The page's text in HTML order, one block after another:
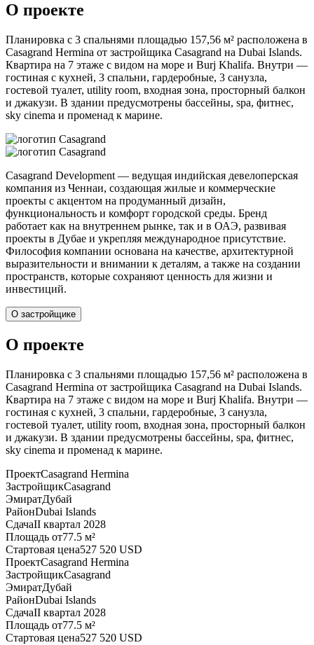
О проекте
Планировка с 3 спальнями площадью 157,56 м² расположена в
Casagrand Hermina от застройщика Casagrand на Dubai Islands.
Квартира на 7 этаже с видом на море и Burj Khalifa. Внутри —
гостиная с кухней, 3 спальни, гардеробные, 3 санузла,
гостевой туалет, utility room, входная зона, просторный балкон
и джакузи. В здании предусмотрены бассейны, spa, фитнес,
sky cinema и променад к марине.
Casagrand Development — ведущая индийская девелоперская
компания из Ченнаи, создающая жилые и коммерческие
проекты с акцентом на продуманный дизайн,
функциональность и комфорт городской среды. Бренд
работает как на внутреннем рынке, так и в ОАЭ, развивая
проекты в Дубае и укрепляя международное присутствие.
Философия компании основана на качестве, архитектурной
выразительности и внимании к деталям, а также на создании
пространств, которые сохраняют ценность для жизни и
инвестиций.
О застройщике
О проекте
Планировка с 3 спальнями площадью 157,56 м² расположена в
Casagrand Hermina от застройщика Casagrand на Dubai Islands.
Квартира на 7 этаже с видом на море и Burj Khalifa. Внутри —
гостиная с кухней, 3 спальни, гардеробные, 3 санузла,
гостевой туалет, utility room, входная зона, просторный балкон
и джакузи. В здании предусмотрены бассейны, spa, фитнес,
sky cinema и променад к марине.
ПроектCasagrand Hermina
ЗастройщикCasagrand
ЭмиратДубай
РайонDubai Islands
СдачаII квартал 2028
Площадь от77.5 м²
Стартовая цена527 520 USD
ПроектCasagrand Hermina
ЗастройщикCasagrand
ЭмиратДубай
РайонDubai Islands
СдачаII квартал 2028
Площадь от77.5 м²
Стартовая цена527 520 USD